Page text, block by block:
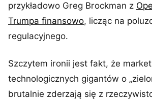
przykładowo Greg Brockman z
Trumpa finansowo, licząc na
regulacyjnego.
Szczytem ironii jest fakt, że
technologicznych gigantów o
brutalnie zderzają się z